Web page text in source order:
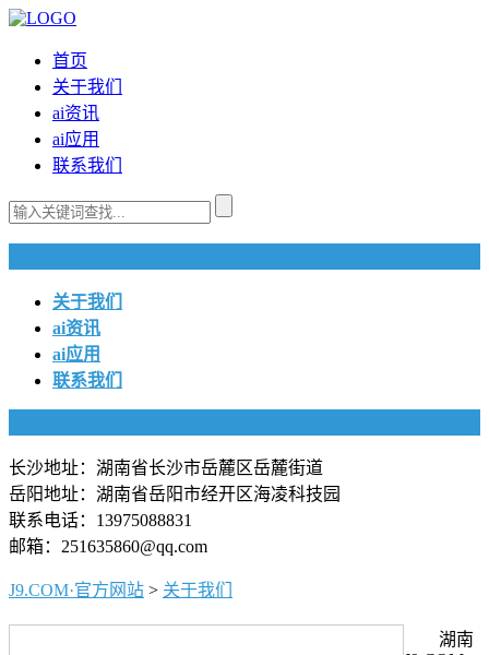
首页
关于我们
ai资讯
ai应用
联系我们
关于我们
ai资讯
ai应用
联系我们
长沙地址：湖南省长沙市岳麓区岳麓街道
岳阳地址：湖南省岳阳市经开区海凌科技园
联系电话：13975088831
邮箱：251635860@qq.com
J9.COM·官方网站 > 关于我们
湖南